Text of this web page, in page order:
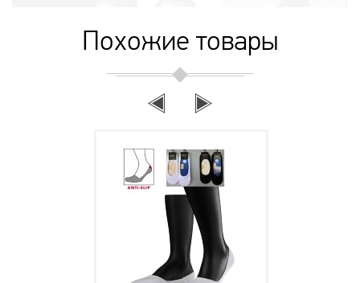
Похожие товары